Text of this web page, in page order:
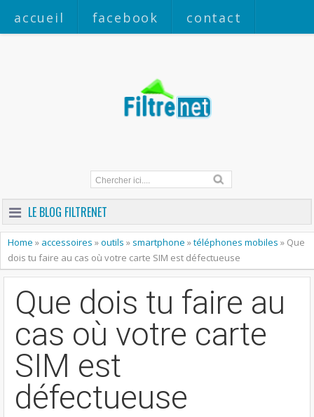
accueil facebook contact
LE BLOG FILTRENET
Home » accessoires »outils » smartphone »téléphones mobiles » Que
dois tu faire au cas où votre carte SIM est défectueuse
Que dois tu faire au
cas où votre carte
SIM est
défectueuse